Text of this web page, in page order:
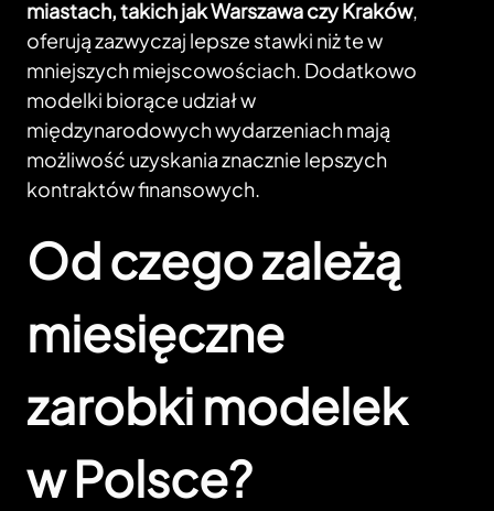
miastach, takich jak Warszawa czy Kraków,
oferują zazwyczaj lepsze stawki niż te w
mniejszych miejscowościach. Dodatkowo
modelki biorące udział w
międzynarodowych wydarzeniach mają
możliwość uzyskania znacznie lepszych
kontraktów finansowych.
Od czego zależą
miesięczne
zarobki modelek
w Polsce?